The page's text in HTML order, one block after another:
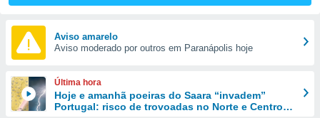
das
e
forma
digital
Aviso amarelo
Aviso moderado por outros em Paranápolis hoje
Última hora
Hoje e amanhã poeiras do Saara “invadem”
Portugal: risco de trovoadas no Norte e Centro